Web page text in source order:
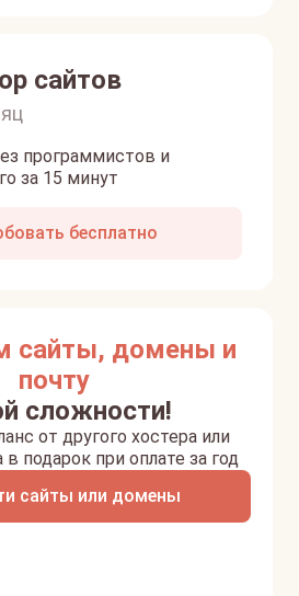
сайтов
программистов и
за 15 минут
бесплатно
сайты, домены и
почту
сложности!
сайты или домены
от другого хостера или
подарок при оплате за год